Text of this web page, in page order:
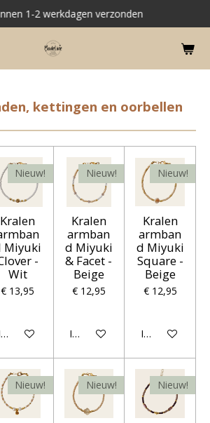
1-2 werkdagen verzonden
kettingen en oorbellen
Nieuw!
Kralen
Miyuki
-
Wit
€ 13,95
winkelwagen
Nieuw!
Kralen
armban
d Miyuki
& Facet -
Beige
€ 12,95
In winkelwagen
Nieuw!
Kralen
armban
d Miyuki
Square -
Beige
€ 12,95
In winkelwagen
Nieuw! Nieuw! Nieuw!